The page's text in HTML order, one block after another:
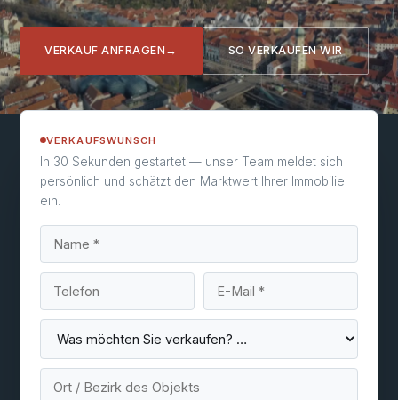
VERKAUF ANFRAGEN → SO VERKAUFEN WIR
VERKAUFSWUNSCH
In 30 Sekunden gestartet — unser Team meldet sich
persönlich und schätzt den Marktwert Ihrer Immobilie
ein.